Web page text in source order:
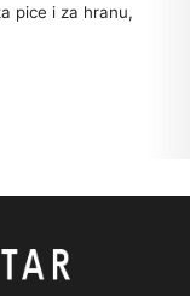
pice i za hranu,